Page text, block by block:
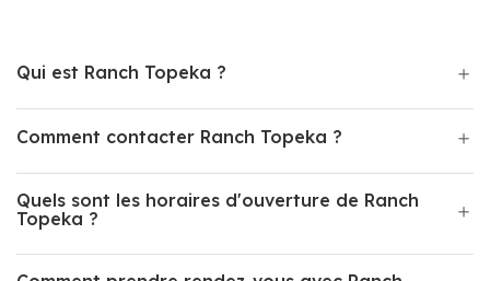
Qui est Ranch Topeka ?
Comment contacter Ranch Topeka ?
Quels sont les horaires d'ouverture de Ranch
Topeka ?